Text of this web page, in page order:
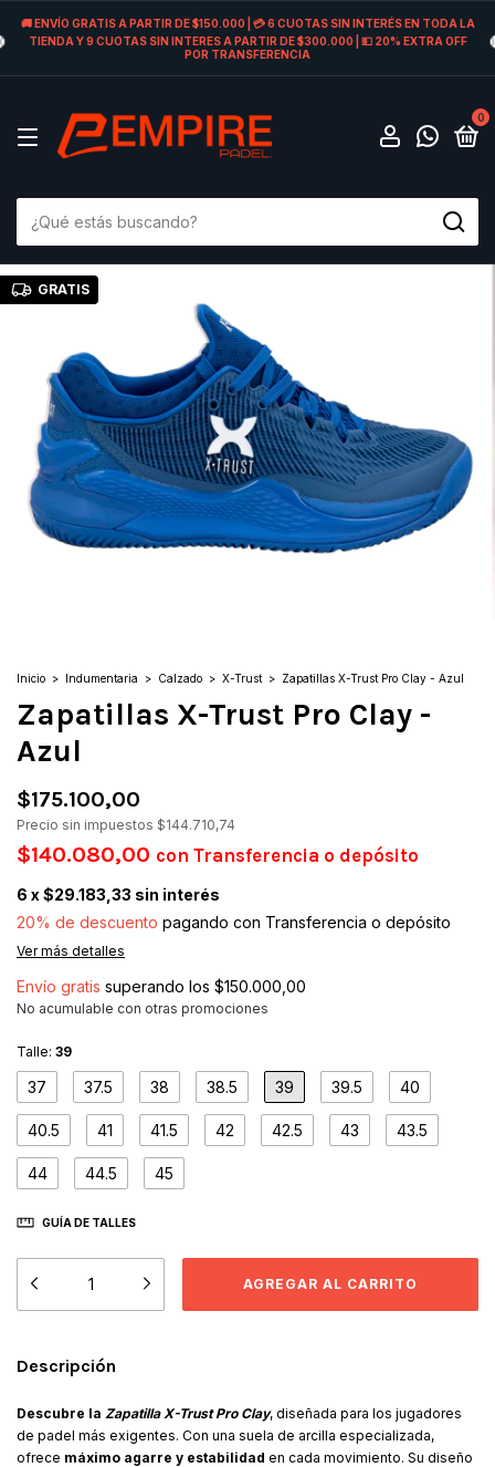
🚚 ENVÍO GRATIS A PARTIR DE $150.000 | 💳 6 CUOTAS SIN INTERÉS EN TODA LA
TIENDA Y 9 CUOTAS SIN INTERES A PARTIR DE $300.000 | 💵 20% EXTRA OFF
POR TRANSFERENCIA
0
GRATIS
Inicio > Indumentaria > Calzado > X-Trust > Zapatillas X-Trust Pro Clay - Azul
Zapatillas X-Trust Pro Clay -
Azul
$175.100,00
Precio sin impuestos $144.710,74
$140.080,00 con Transferencia o depósito
6 x$29.183,33 sin interés
20% de descuento pagando con Transferencia o depósito
Ver más detalles
Envío gratis superando los $150.000,00
No acumulable con otras promociones
Talle: 39
37 37.5 38 38.5 39 39.5 40
40.5 41 41.5 42 42.5 43 43.5
44 44.5 45
GUÍA DE TALLES
Descripción
Descubre la Zapatilla X-Trust Pro Clay, diseñada para los jugadores
de padel más exigentes. Con una suela de arcilla especializada,
ofrece máximo agarre y estabilidad en cada movimiento. Su diseño